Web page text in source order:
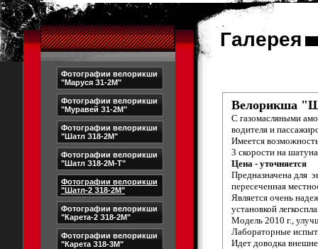
Фотографии велорикши
"Маруся З1-2М"
Фотографии велорикши
"Муравей З1-2М"
Фотографии велорикши
"Шатл З18-2М"
Фотографии велорикши
"Шатл З18-2М-Т"
Фотографии велорикши
"Шатл-2 З18-2М"
Фотографии велорикши
"Карета-2 З18-2М"
Фотографии велорикши
"Карета З18-3М"
Галерея
Велорикша
С газомасляными
водителя и
Имеется
3 скорости на
Цена - уточняется
Предназначена для
пересеченная
Является очень
установкой
Модель 2010 г.,
Лабораторные
Идет доводка